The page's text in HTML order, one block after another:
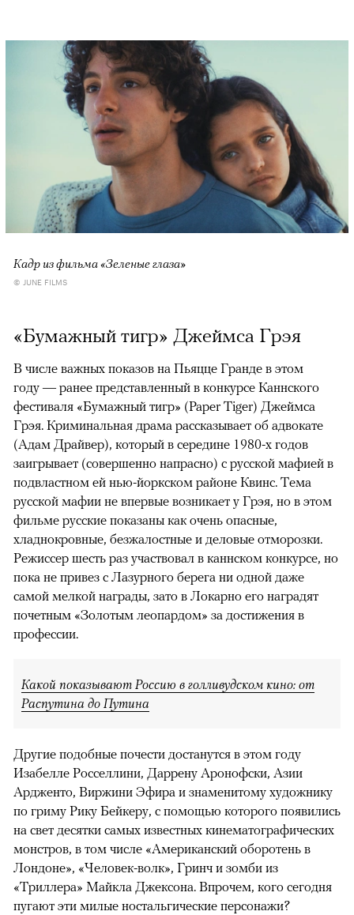
Кадр из фильма «Зеленые глаза»
© JUNE FILMS
«Бумажный тигр» Джеймса Грэя
В числе важных показов на Пьяцце Гранде в этом
году — ранее представленный в конкурсе Каннского
фестиваля «Бумажный тигр» (Paper Tiger) Джеймса
Грэя. Криминальная драма рассказывает об адвокате
(Адам Драйвер), который в середине 1980-х годов
заигрывает (совершенно напрасно) с русской мафией в
подвластном ей нью-йоркском районе Квинс. Тема
русской мафии не впервые возникает у Грэя, но в этом
фильме русские показаны как очень опасные,
хладнокровные, безжалостные и деловые отморозки.
Режиссер шесть раз участвовал в каннском конкурсе, но
пока не привез с Лазурного берега ни одной даже
самой мелкой награды, зато в Локарно его наградят
почетным «Золотым леопардом» за достижения в
профессии.
Какой показывают Россию в голливудском кино: от
Распутина до Путина
Другие подобные почести достанутся в этом году
Изабелле Росселлини, Даррену Аронофски, Азии
Ардженто, Виржини Эфира и знаменитому художнику
по гриму Рику Бейкеру, с помощью которого появились
на свет десятки самых известных кинематографических
монстров, в том числе «Американский оборотень в
Лондоне», «Человек-волк», Гринч и зомби из
«Триллера» Майкла Джексона. Впрочем, кого сегодня
пугают эти милые ностальгические персонажи?